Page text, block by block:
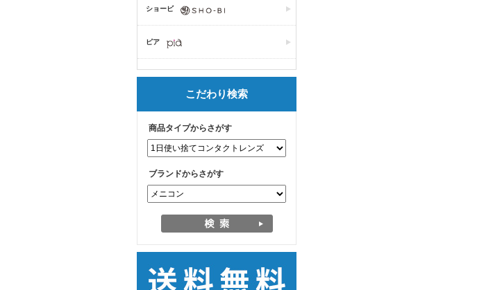
ショービ
ピア
こだわり検索
商品タイプからさがす
ブランドからさがす